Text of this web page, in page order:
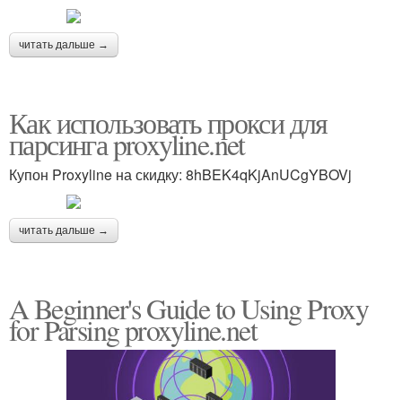
читать дальше →
Как использовать прокси для
парсинга proxyline.net
Купон Proxyline на скидку: 8hBEK4qKjAnUCgYBOVj
читать дальше →
A Beginner's Guide to Using Proxy
for Parsing proxyline.net